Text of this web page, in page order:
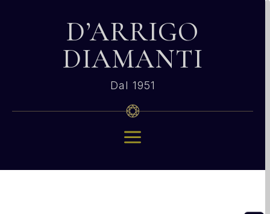
D’ARRIGO
DIAMANTI
Dal 1951
a